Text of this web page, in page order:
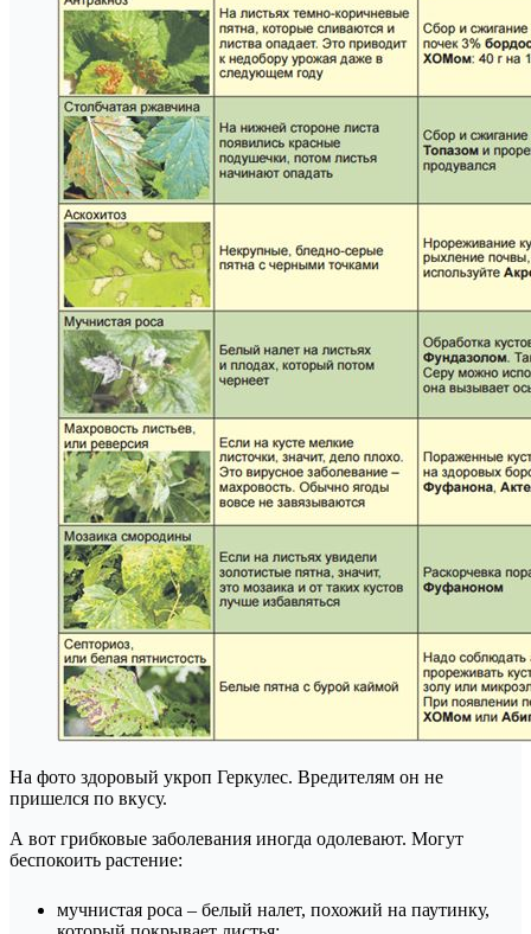
На фото здоровый укроп Геркулес. Вредителям он не
пришелся по вкусу.
А вот грибковые заболевания иногда одолевают. Могут
беспокоить растение:
мучнистая роса – белый налет, похожий на паутинку,